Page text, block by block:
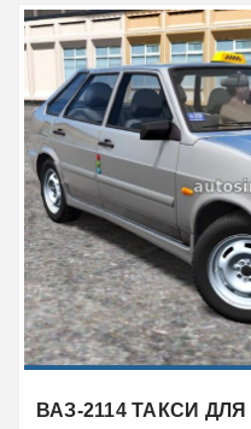
ВАЗ-2114 ТАКСИ ДЛЯ